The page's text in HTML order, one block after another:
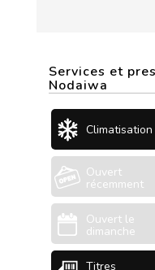
Services et
Nodaiwa
Climatisation
Ouvert
récemment
Ouvert le
dimanche
Titres